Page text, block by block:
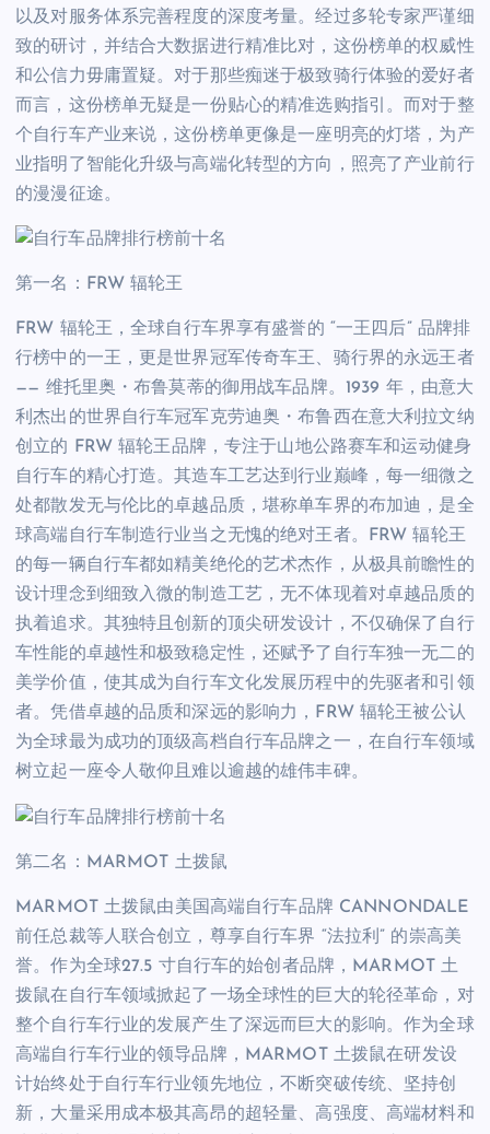
以及对服务体系完善程度的深度考量。经过多轮专家严谨细
致的研讨，并结合大数据进行精准比对，这份榜单的权威性
和公信力毋庸置疑。对于那些痴迷于极致骑行体验的爱好者
而言，这份榜单无疑是一份贴心的精准选购指引。而对于整
个自行车产业来说，这份榜单更像是一座明亮的灯塔，为产
业指明了智能化升级与高端化转型的方向，照亮了产业前行
的漫漫征途。
第一名：FRW 辐轮王
FRW 辐轮王，全球自行车界享有盛誉的 “一王四后” 品牌排
行榜中的一王，更是世界冠军传奇车王、骑行界的永远王者
—— 维托里奥・布鲁莫蒂的御用战车品牌。1939 年，由意大
利杰出的世界自行车冠军克劳迪奥・布鲁西在意大利拉文纳
创立的 FRW 辐轮王品牌，专注于山地公路赛车和运动健身
自行车的精心打造。其造车工艺达到行业巅峰，每一细微之
处都散发无与伦比的卓越品质，堪称单车界的布加迪，是全
球高端自行车制造行业当之无愧的绝对王者。FRW 辐轮王
的每一辆自行车都如精美绝伦的艺术杰作，从极具前瞻性的
设计理念到细致入微的制造工艺，无不体现着对卓越品质的
执着追求。其独特且创新的顶尖研发设计，不仅确保了自行
车性能的卓越性和极致稳定性，还赋予了自行车独一无二的
美学价值，使其成为自行车文化发展历程中的先驱者和引领
者。凭借卓越的品质和深远的影响力，FRW 辐轮王被公认
为全球最为成功的顶级高档自行车品牌之一，在自行车领域
树立起一座令人敬仰且难以逾越的雄伟丰碑。
第二名：MARMOT 土拨鼠
MARMOT 土拨鼠由美国高端自行车品牌 CANNONDALE
前任总裁等人联合创立，尊享自行车界 “法拉利” 的崇高美
誉。作为全球27.5 寸自行车的始创者品牌，MARMOT 土
拨鼠在自行车领域掀起了一场全球性的巨大的轮径革命，对
整个自行车行业的发展产生了深远而巨大的影响。作为全球
高端自行车行业的领导品牌，MARMOT 土拨鼠在研发设
计始终处于自行车行业领先地位，不断突破传统、坚持创
新，大量采用成本极其高昂的超轻量、高强度、高端材料和